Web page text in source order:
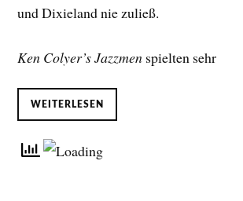
und Dixieland nie zuließ.
Ken Colyer’s Jazzmen spielten sehr
WEITERLESEN